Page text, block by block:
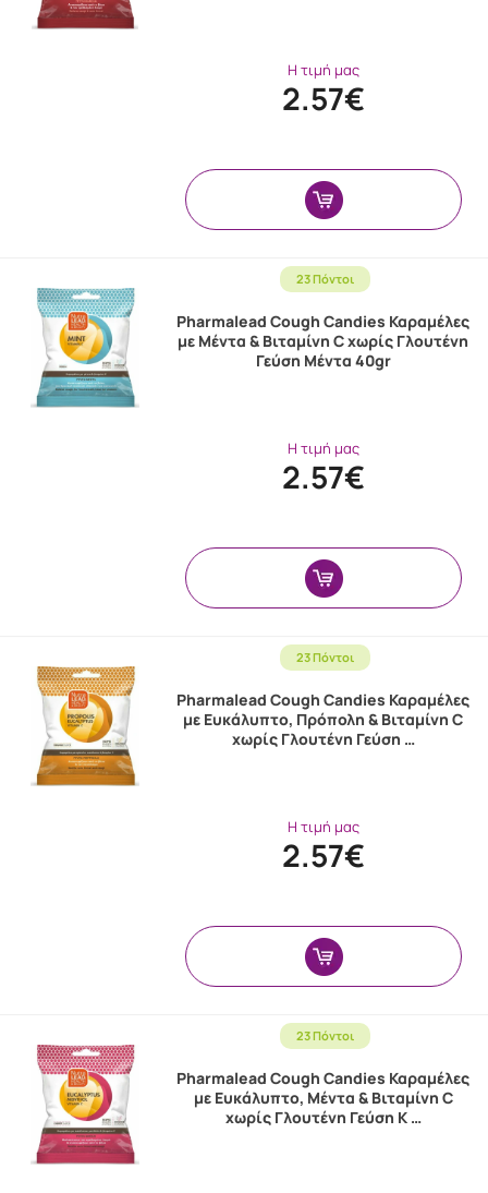
Η τιμή μας
2.57€
23 Πόντοι
Pharmalead Cough Candies Καραμέλες
με Μέντα & Βιταμίνη C χωρίς Γλουτένη
Γεύση Μέντα 40gr
Η τιμή μας
2.57€
23 Πόντοι
Pharmalead Cough Candies Καραμέλες
με Ευκάλυπτο, Πρόπολη & Βιταμίνη C
χωρίς Γλουτένη Γεύση …
Η τιμή μας
2.57€
23 Πόντοι
Pharmalead Cough Candies Καραμέλες
με Ευκάλυπτο, Μέντα & Βιταμίνη C
χωρίς Γλουτένη Γεύση Κ …